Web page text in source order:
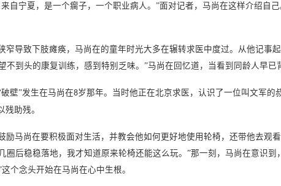
自宁夏，是一个瘸子，一个职业病人。”面对记者，马尚在这样介绍自
导致下肢瘫痪，马尚在的童年时光大多在辗转求医中度过。从他记事
不到头的康复训练，感到特别乏味。”马尚在回忆道，当看到同龄人早已
壁”发生在马尚在8岁那年。当时他正在北京求医，认识了一位叫文军
残助残。
励马尚在要积极面对生活，并教会他如何更好地使用轮椅，还带他去观
圈后稳稳落地，我才知道原来轮椅还能这么玩。”那一刻，马尚在意识
个念头开始在马尚在心中生根。